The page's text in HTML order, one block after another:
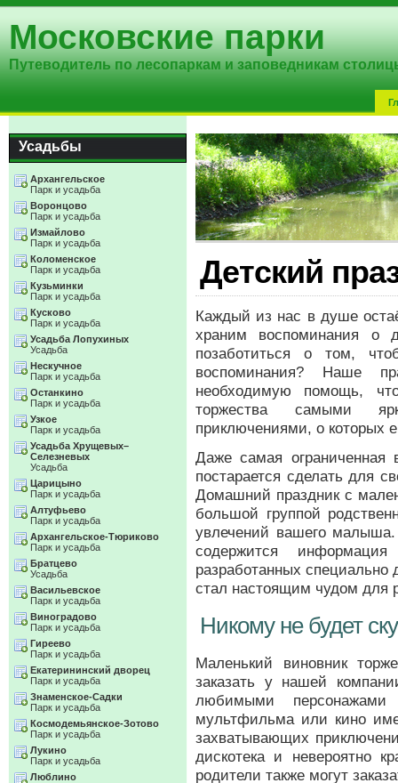
Московские парки
Путеводитель по лесопаркам и заповедникам
Детский
Каждый из нас в душе
храним воспоминания о
позаботиться о том,
воспоминания? Наше
необходимую помощь,
торжества самыми
приключениями, о которых
Даже самая
постарается сделать для
Домашний праздник с
большой группой
увлечений вашего малыша.
содержится
разработанных специально
стал настоящим чудом для
Никому не будет
Маленький виновник
заказать у нашей
любимыми
мультфильма или кино
захватывающих
дискотека и невероятно
родители также могут
Усадьбы
Архангельское
Парк и усадьба
Воронцово
Парк и усадьба
Измайлово
Парк и усадьба
Коломенское
Парк и усадьба
Кузьминки
Парк и усадьба
Кусково
Парк и усадьба
Усадьба Лопухиных
Усадьба
Нескучное
Парк и усадьба
Останкино
Парк и усадьба
Узкое
Парк и усадьба
Усадьба Хрущевых–
Селезневых
Усадьба
Царицыно
Парк и усадьба
Алтуфьево
Парк и усадьба
Архангельское-Тюриково
Парк и усадьба
Братцево
Усадьба
Васильевское
Парк и усадьба
Виноградово
Парк и усадьба
Гиреево
Парк и усадьба
Екатерининский дворец
Парк и усадьба
Знаменское-Садки
Парк и усадьба
Космодемьянское-Зотово
Парк и усадьба
Лукино
Парк и усадьба
Люблино